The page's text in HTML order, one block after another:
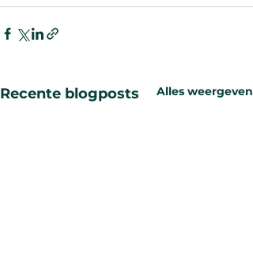
Recente blogposts Alles weergeven